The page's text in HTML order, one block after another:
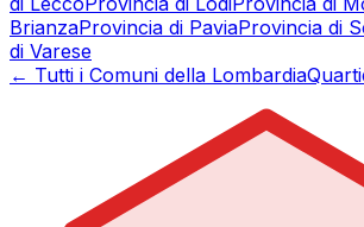
BrianzaProvincia di PaviaProvincia di
di Varese
← Tutti i Comuni della Lombardia